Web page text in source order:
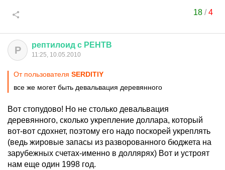
18 /4
Р рептилоид с РЕНТВ
11:25, 10.05.2010
От пользователя SERDITIY
все же могет быть девальвация деревянного
Вот стопудово! Но не столько девальвация
деревянного, сколько укрепление доллара, который
вот-вот сдохнет, поэтому его надо поскорей укреплять
(ведь жировые запасы из разворованного бюджета на
зарубежных счетах-именно в доллярях) Вот и устроят
нам еще один 1998 год.